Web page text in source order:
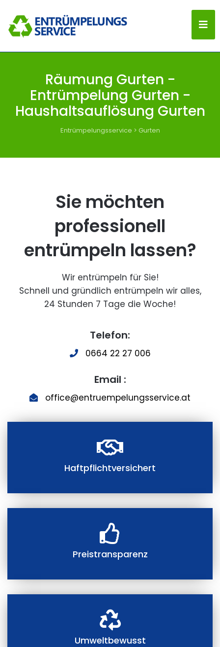
Räumung Gurten -
Entrümpelung Gurten -
Haushaltsauflösung Gurten
Entrümpelungsservice > Gurten
Sie möchten
professionell
entrümpeln lassen?
Wir entrümpeln für Sie!
Schnell und gründlich entrümpeln wir alles,
24 Stunden 7 Tage die Woche!
Telefon:
0664 22 27 006
Email :
office@entruempelungsservice.at
Haftpflichtversichert
Preistransparenz
Umweltbewusst